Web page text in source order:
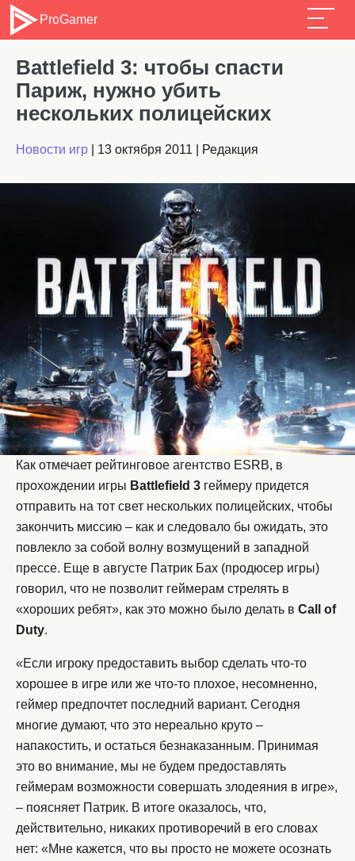
ProGamer
Battlefield 3: чтобы спасти
Париж, нужно убить
нескольких полицейских
Новости игр 13 октября 2011 Редакция
Как отмечает рейтинговое агентство ESRB, в
прохождении игры Battlefield 3 геймеру придется
отправить на тот свет нескольких полицейских, чтобы
закончить миссию – как и следовало бы ожидать, это
повлекло за собой волну возмущений в западной
прессе. Еще в августе Патрик Бах (продюсер игры)
говорил, что не позволит геймерам стрелять в
«хороших ребят», как это можно было делать в Call of
Duty.
«Если игроку предоставить выбор сделать что-то
хорошее в игре или же что-то плохое, несомненно,
геймер предпочтет последний вариант. Сегодня
многие думают, что это нереально круто –
напакостить, и остаться безнаказанным. Принимая
это во внимание, мы не будем предоставлять
геймерам возможности совершать злодеяния в игре»,
– поясняет Патрик. В итоге оказалось, что,
действительно, никаких противоречий в его словах
нет: «Мне кажется, что вы просто не можете осознать